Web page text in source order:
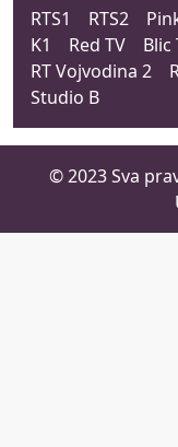
RTS1 RTS2
K1
Red TV Blic
RT Vojvodina 2
Studio B
© 2023 Sva